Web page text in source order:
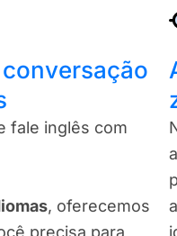
fale inglês com
, oferecemos
precisa para